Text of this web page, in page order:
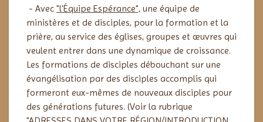
- Avec "l'Équipe Espérance", une équipe de
ministères et de disciples, pour la formation et la
prière, au service des églises, groupes et œuvres qui
veulent entrer dans une dynamique de croissance.
Les formations de disciples débouchant sur une
évangélisation par des disciples accomplis qui
formeront eux-mêmes de nouveaux disciples pour
des générations futures. (Voir la rubrique